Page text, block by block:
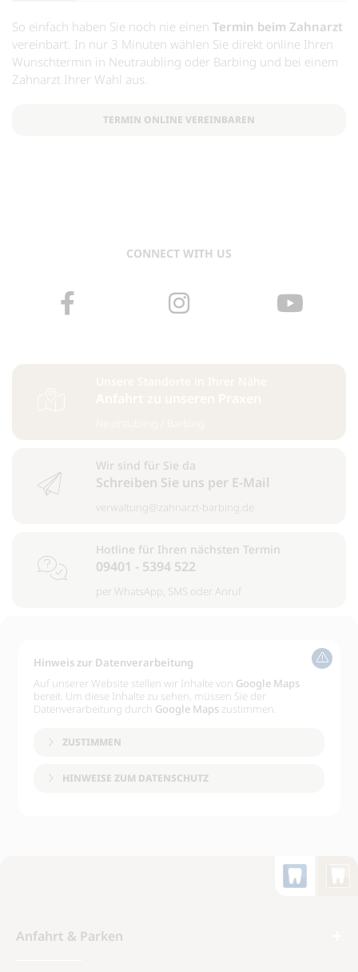
So einfach haben Sie noch nie einen Termin beim Zahnarzt
vereinbart. In nur 3 Minuten wählen Sie direkt online Ihren
Wunschtermin in Neutraubling oder Barbing und bei einem
Zahnarzt Ihrer Wahl aus.
TERMIN ONLINE VEREINBAREN
CONNECT WITH US
Wir sind für Sie da
Schreiben Sie uns per E-Mail
verwaltung@zahnarzt-barbing.de
Hotline für Ihren nächsten Termin
09401 - 5394 522
per WhatsApp, SMS oder Anruf
Hinweis zur Datenverarbeitung
Auf unserer Website stellen wir Inhalte von Google Maps
bereit. Um diese Inhalte zu sehen, müssen Sie der
Datenverarbeitung durch Google Maps zustimmen.
ZUSTIMMEN
HINWEISE ZUM DATENSCHUTZ
Anfahrt & Parken